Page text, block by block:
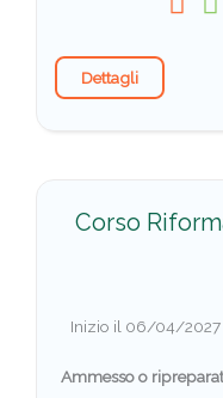
Dettagli
Corso
Inizio il 06/04/2027
Ammesso o